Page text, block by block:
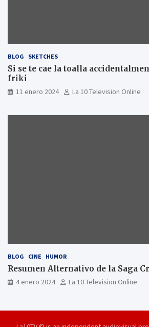
BLOG SKETCHES
Si se te cae la toalla
friki
11 enero 2024 La 10 Television Online
BLOG CINE HUMOR
Resumen Alternativo de la Saga
4 enero 2024 La 10 Television Online